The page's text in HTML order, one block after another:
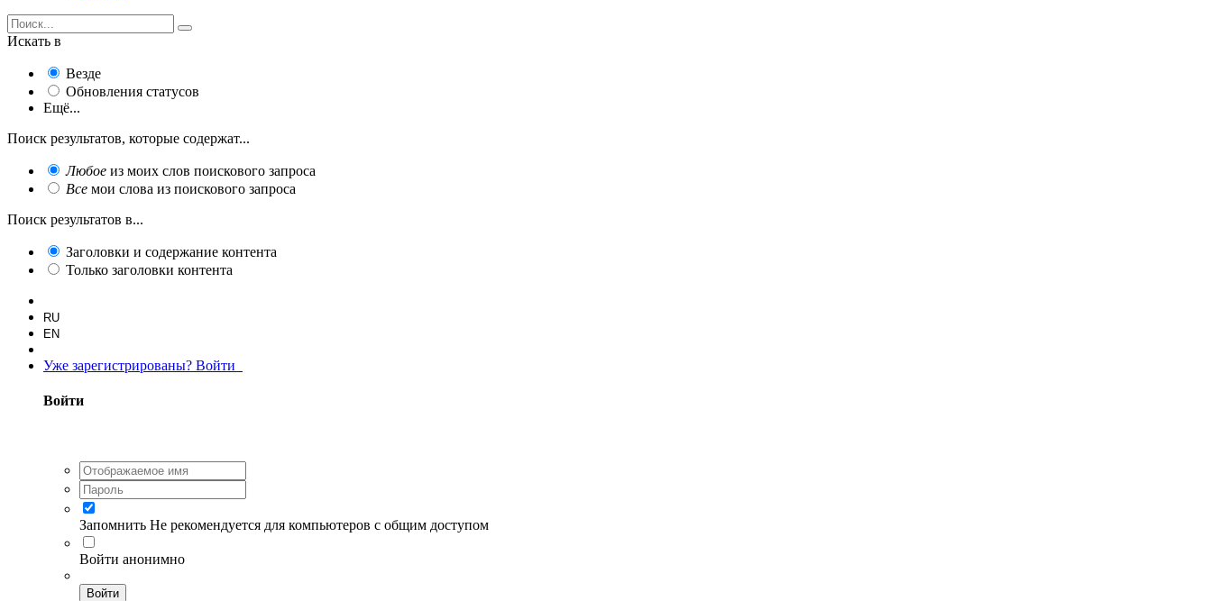
Искать в
Везде
Обновления статусов
Ещё...
Поиск результатов, которые содержат...
Любое из моих слов поискового запроса
Все мои слова из поискового запроса
Поиск результатов в...
Заголовки и содержание контента
Только заголовки контента
RU
EN
Уже зарегистрированы? Войти
Войти
Запомнить Не рекомендуется для компьютеров с общим доступом
Войти анонимно
Войти